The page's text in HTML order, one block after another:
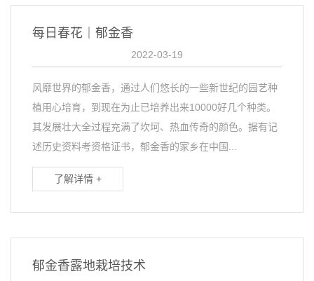
每日春花｜郁金香
2022-03-19
风靡世界的郁金香，通过人们悠长的一些新世纪的园艺种
植用心培育，到现在为止已培养出来10000好几个种类。
其发展壮大全过程充满了坎坷、热血传奇的颜色。据有记
述历史资料考资格证书，郁金香的家乡在中国...
了解详情 +
郁金香露地栽培技术